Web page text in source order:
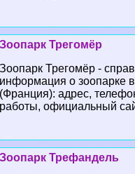
Зоопарк Трегомёр
Зоопарк Трегомёр -
информация о зоопарке в
(Франция): адрес,
работы, официальный
Зоопарк Трефандель